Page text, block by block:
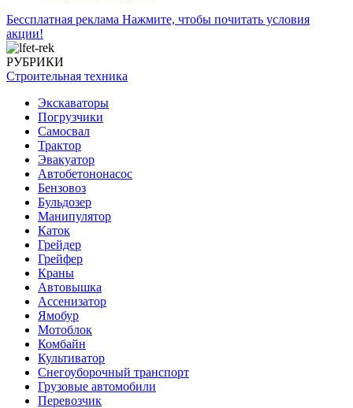
Бессплатная реклама Нажмите, чтобы почитать условия
акции!
РУБРИКИ
Строительная техника
Экскаваторы
Погрузчики
Самосвал
Трактор
Эвакуатор
Автобетононасос
Бензовоз
Бульдозер
Манипулятор
Каток
Грейдер
Грейфер
Краны
Автовышка
Ассенизатор
Ямобур
Мотоблок
Комбайн
Культиватор
Снегоуборочный транспорт
Грузовые автомобили
Перевозчик